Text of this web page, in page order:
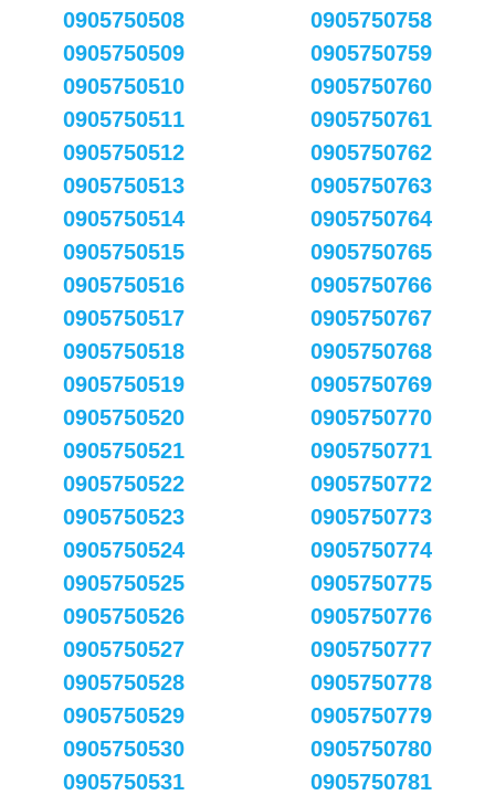
0905750508
0905750509
0905750510
0905750511
0905750512
0905750513
0905750514
0905750515
0905750516
0905750517
0905750518
0905750519
0905750520
0905750521
0905750522
0905750523
0905750524
0905750525
0905750526
0905750527
0905750528
0905750529
0905750530
0905750531
0905750758
0905750759
0905750760
0905750761
0905750762
0905750763
0905750764
0905750765
0905750766
0905750767
0905750768
0905750769
0905750770
0905750771
0905750772
0905750773
0905750774
0905750775
0905750776
0905750777
0905750778
0905750779
0905750780
0905750781